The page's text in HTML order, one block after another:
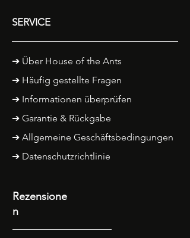
SERVICE
➔ Über House of the Ants
➔ Häufig gestellte Fragen
➔ Informationen überprüfen
➔ Garantie & Rückgabe
➔ Allgemeine Geschäftsbedingungen
➔ Datenschutzrichtlinie
Rezensione
n